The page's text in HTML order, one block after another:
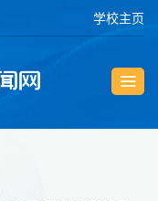
学校主页